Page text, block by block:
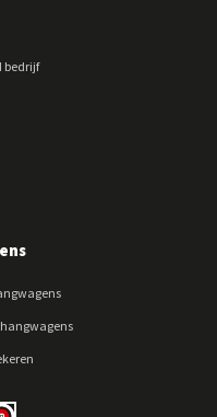
bedrijf